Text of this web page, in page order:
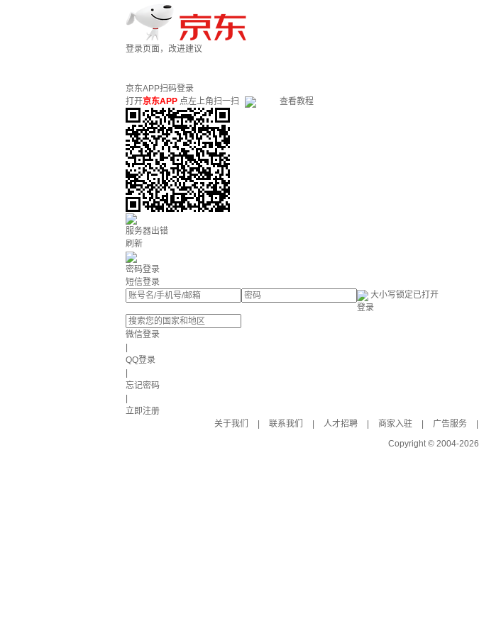
登录页面，改进建议
京东APP扫码登录
打开京东APP 点左上角扫一扫 查看教程
服务器出错
刷新
密码登录
短信登录
大小写锁定已打开
登录
微信登录
QQ登录
忘记密码
立即注册
关于我们
联系我们 人才招聘 商家入驻 广告服务
Copyright © 2004-2026